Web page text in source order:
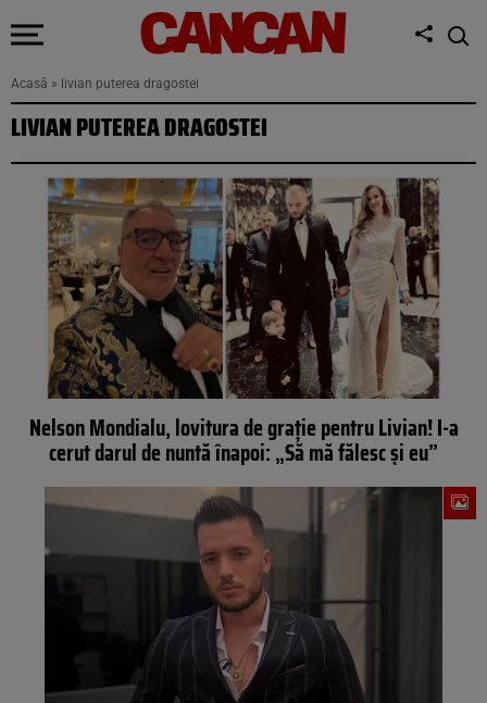
Acasă » livian puterea dragostei
LIVIAN PUTEREA DRAGOSTEI
Nelson Mondialu, lovitura de grație pentru Livian! I-a
cerut darul de nuntă înapoi: „Să mă fălesc și eu”